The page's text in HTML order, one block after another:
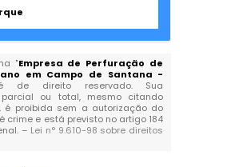
"Empresa de Perfuração de
em Campo de Santana -
de direito reservado. Sua
parcial ou total, mesmo citando
é proibida sem a autorização do
crime e está previsto no artigo 184
– Lei n° 9.610-98 sobre direitos